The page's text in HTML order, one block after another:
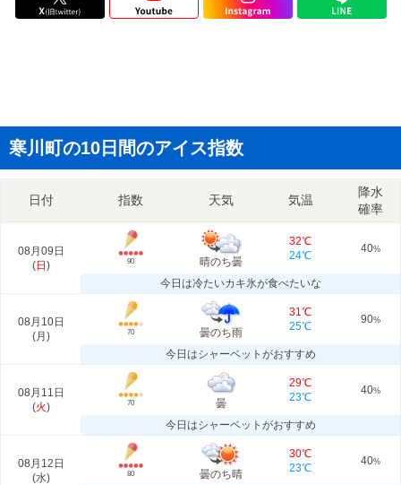
寒川町の10日間のアイス指数
日付 指数 天気 気温
降水
確率
08月09日
(日 ) 90 晴のち曇
32℃
24℃
40%
今日は冷たいカキ氷が食べたいな
08月10日
(月 ) 70 曇のち雨
31℃
25℃
90%
今日はシャーベットがおすすめ
08月11日
(火) 70 曇
29℃
23℃
40%
今日はシャーベットがおすすめ
08月12日
(水) 80 曇のち晴
30℃
23℃
40%